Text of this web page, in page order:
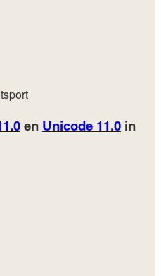
en Unicode 11.0 in